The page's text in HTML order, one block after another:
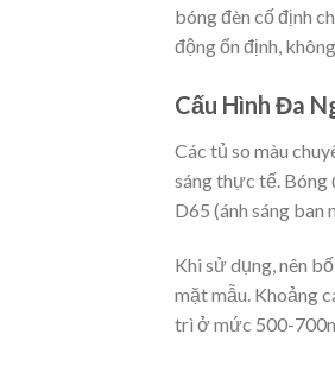
bóng đèn cố định
động ổn định,
Cấu Hình Đa
Các tủ so màu
sáng thực tế. Bóng
D65 (ánh sáng ban
Khi sử dụng, nên
mặt mẫu. Khoảng
trì ở mức 500-